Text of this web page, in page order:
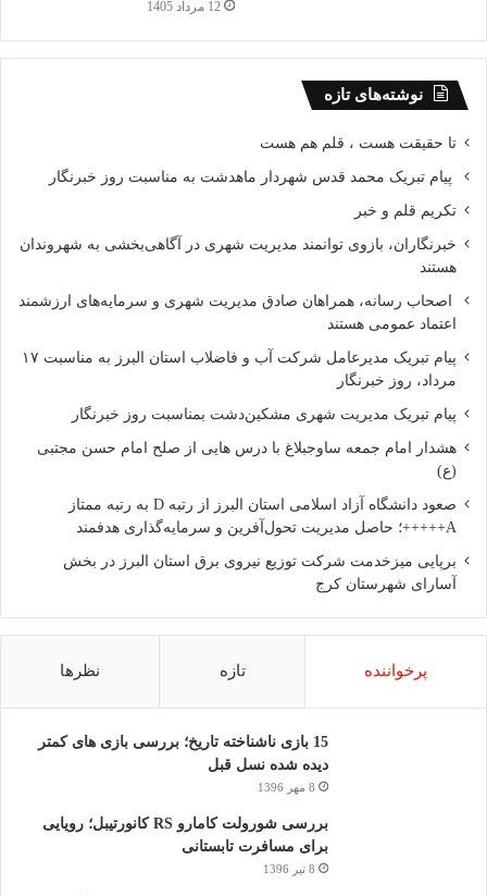
12 مرداد 1405
نوشته‌های تازه
تا حقیقت هست ، قلم هم هست
پیام تبریک محمد قدس شهردار ماهدشت به مناسبت روز خبرنگار
تکریم قلم و خبر
خبرنگاران، بازوی توانمند مدیریت شهری در آگاهی‌بخشی به شهروندان
هستند
اصحاب رسانه، همراهان صادق مدیریت شهری و سرمایه‌های ارزشمند
اعتماد عمومی هستند
پیام تبریک مدیرعامل شرکت آب و فاضلاب استان البرز به مناسبت ۱۷
مرداد، روز خبرنگار
پیام تبریک مدیریت شهری مشکین‌دشت بمناسبت روز خبرنگار
هشدار امام جمعه ساوجبلاغ با درس هایی از صلح امام حسن مجتبی
(ع)
صعود دانشگاه آزاد اسلامی استان البرز از رتبه D به رتبه ممتاز
A+++++؛ حاصل مدیریت تحول‌آفرین و سرمایه‌گذاری هدفمند
برپایی میزخدمت شرکت توزیع نیروی برق استان البرز در بخش
آسارای شهرستان کرج
پرخواننده تازه نظرها
15 بازی ناشناخته تاریخ؛ بررسی بازی های کمتر
دیده شده نسل قبل
8 مهر 1396
بررسی شورولت کامارو RS کانورتیبل؛ رویایی
برای مسافرت تابستانی
8 تیر 1396